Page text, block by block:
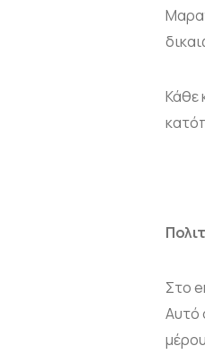
Κάθε
Στο
Αυτό